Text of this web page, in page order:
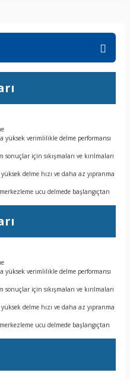
yüksek verimlilikle delme performansı
için sıkışmaları ve kırılmaları
delme hızı ve daha az yıpranma
ucu delmede başlangıçtan
yüksek verimlilikle delme performansı
için sıkışmaları ve kırılmaları
delme hızı ve daha az yıpranma
ucu delmede başlangıçtan